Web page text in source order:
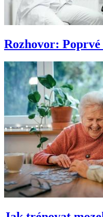
Rozhovor: Poprvé